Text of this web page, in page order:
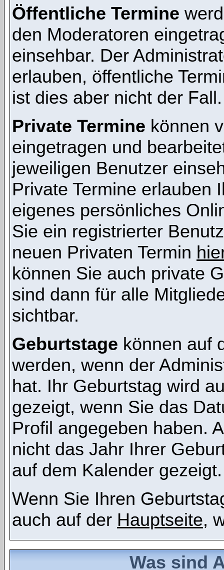
Öffentliche Termine
den Moderatoren
einsehbar. Der
erlauben, öffentliche
ist dies aber nicht der Fall.
Private Termine können
eingetragen und
jeweiligen Benutzer
Private Termine erlauben
eigenes persönliches
Sie ein registrierter
neuen Privaten Termin
können Sie auch private
sind dann für alle
sichtbar.
Geburtstage können auf
werden, wenn der
hat. Ihr Geburtstag wird
gezeigt, wenn Sie das
Profil angegeben haben.
nicht das Jahr Ihrer
auf dem Kalender gezeigt.
Wenn Sie Ihren
auch auf der Hauptseite,
Was sind